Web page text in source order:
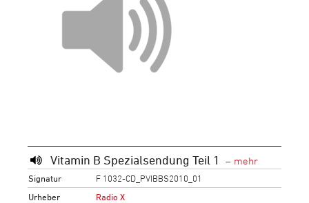
Vitamin B Spezialsendung Teil 1
Signatur
F 1032-CD_PVIBBS2010_01
Urheber
Radio X